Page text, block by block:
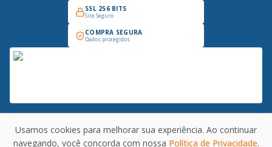
SSL 256 BITS
Site Seguro
COMPRA SEGURA
Dados protegidos
Copyright © 2026 Prado Industrial - Todos os direitos reservados. CNPJ:
30.008.375/0001-69
Usamos cookies para melhorar sua experiência. Ao continuar
navegando, você concorda com nossa Política de Privacidade.